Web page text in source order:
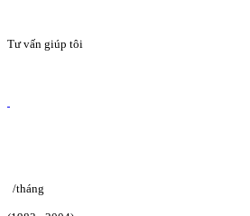
Tư vấn giúp tôi
/tháng